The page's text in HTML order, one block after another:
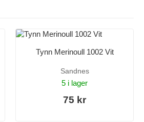
Tynn Merinoull 1002 Vit
Sandnes
5 i lager
75 kr